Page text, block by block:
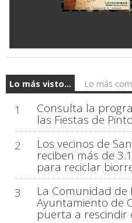
Lo más visto... Lo más
1 Consulta la
las Fiestas de
2
Los vecinos de
reciben más de
para reciclar
3
La Comunidad
Ayuntamiento de
puerta a rescindir